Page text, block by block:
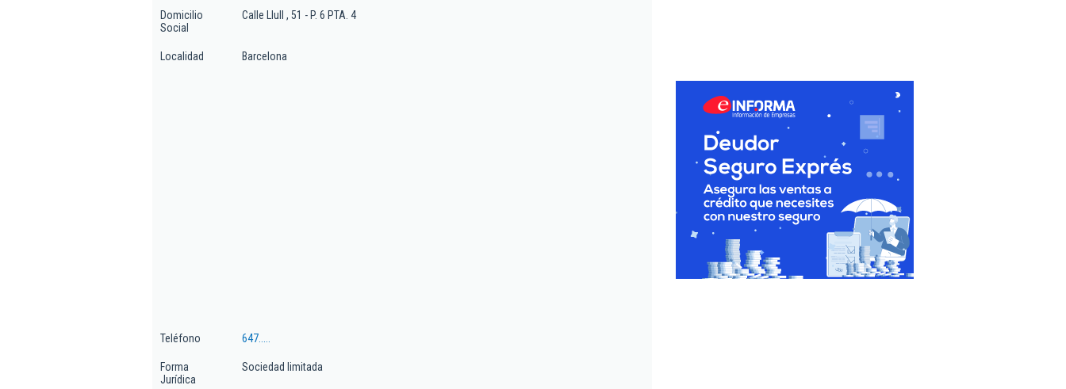
Domicilio
Social
Calle Llull , 51 - P. 6 PTA. 4
Localidad Barcelona
Teléfono 647.....
Forma
Jurídica
Sociedad limitada